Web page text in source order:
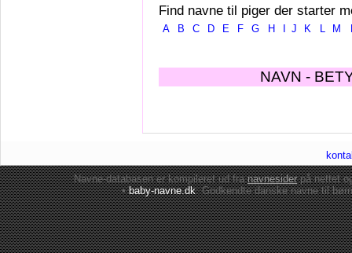
Find navne til piger der starter
A B C D E F G H J K L M
NAVN -
Navne-databasen er kompileret ud franavnesiderpå nettet
•baby-navne.dk: Godkendte danskenavne til børn